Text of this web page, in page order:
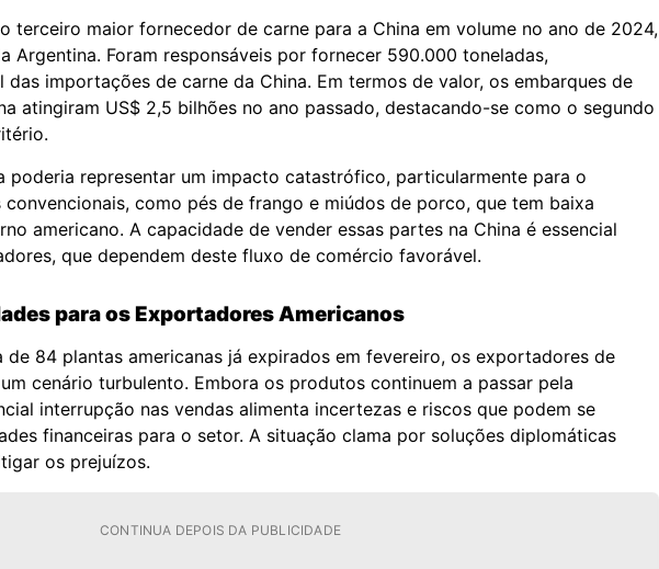
terceiro maior fornecedor de carne para a China em volume no ano de 2024,
Argentina. Foram responsáveis por fornecer 590.000 toneladas,
importações de carne da China. Em termos de valor, os embarques de
atingiram US$ 2,5 bilhões no ano passado, destacando-se como o segundo
poderia representar um impacto catastrófico, particularmente para o
como pés de frango e miúdos de porco, que tem baixa
americano. A capacidade de vender essas partes na China é essencial
que dependem deste fluxo de comércio favorável.
para os Exportadores Americanos
84 plantas americanas já expirados em fevereiro, os exportadores de
cenário turbulento. Embora os produtos continuem a passar pela
interrupção nas vendas alimenta incertezas e riscos que podem se
financeiras para o setor. A situação clama por soluções diplomáticas
os prejuízos.
CONTINUA DEPOIS DA PUBLICIDADE